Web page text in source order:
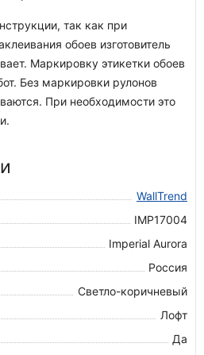
так как при
обоев изготовитель
Маркировку этикетки обоев
Без маркировки рулонов
При необходимости это
WallTrend
IMP17004
Imperial Aurora
Россия
Светло-коричневый
Лофт
Да